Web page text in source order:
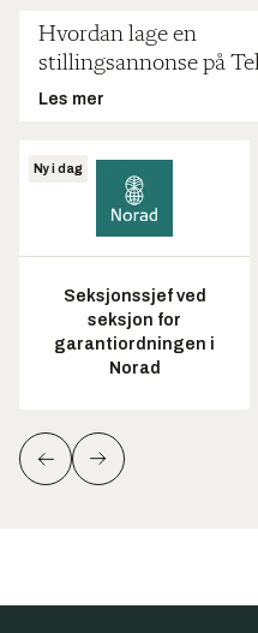
Hvordan lage en
stillingsannonse på
Les mer
Ny i dag
Seksjonssjef ved
seksjon for
garantiordningen i
Norad